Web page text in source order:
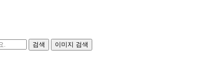
검색 이미지 검색